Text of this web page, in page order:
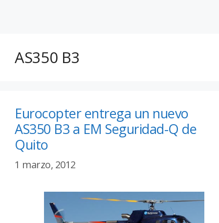
AS350 B3
Eurocopter entrega un nuevo
AS350 B3 a EM Seguridad-Q de
Quito
1 marzo, 2012